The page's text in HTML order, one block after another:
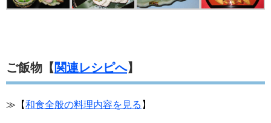
ご飯物【 関連レシピへ】
≫【和食全般の料理内容を見る 】